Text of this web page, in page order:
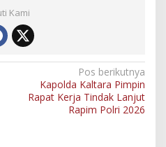
Kami
Pos berikutnya
Kapolda Kaltara Pimpin
Rapat Kerja Tindak Lanjut
Rapim Polri 2026